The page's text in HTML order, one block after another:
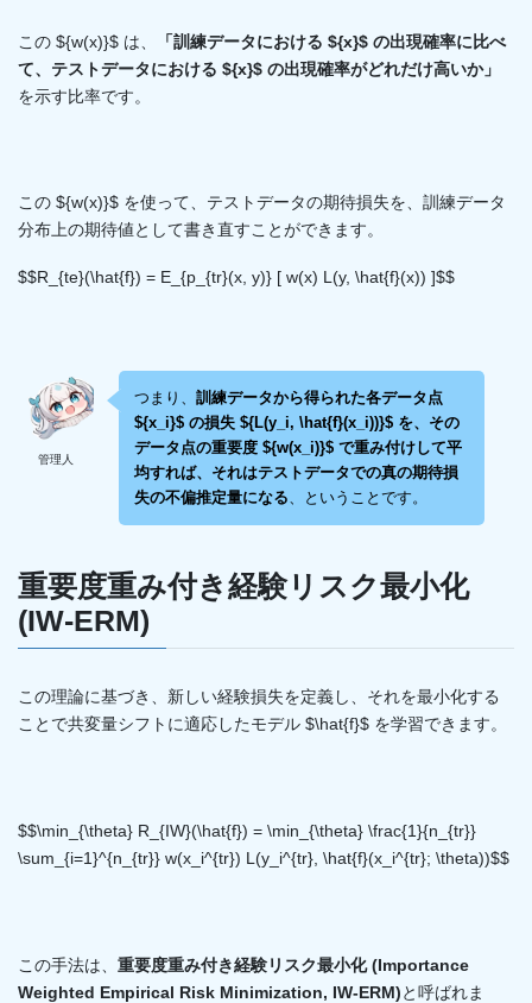
この ${w(x)}$ は、
「訓練データにおける ${x}$ の出現確率に比べ
て、テストデータにおける ${x}$ の出現確率がどれだけ高いか」
を示す比率です。
この ${w(x)}$ を使って、テストデータの期待損失を、訓練データ
分布上の期待値として書き直すことができます。
$$R_{te}(\hat{f}) = E_{p_{tr}(x, y)} [ w(x) L(y, \hat{f}(x)) ]$$
管理人
つまり、 訓練データから得られた各データ点
${x_i}$ の損失 ${L(y_i, \hat{f}(x_i))}$ を、その
データ点の重要度 ${w(x_i)}$ で重み付けして平
均すれば、それはテストデータでの真の期待損
失の不偏推定量になる 、ということです。
重要度重み付き経験リスク最小化
(IW-ERM)
この理論に基づき、新しい経験損失を定義し、それを最小化する
ことで共変量シフトに適応したモデル $\hat{f}$ を学習できます。
$$\min_{\theta} R_{IW}(\hat{f}) = \min_{\theta} \frac{1}{n_{tr}}
\sum_{i=1}^{n_{tr}} w(x_i^{tr}) L(y_i^{tr}, \hat{f}(x_i^{tr}; \theta))$$
この手法は、 重要度重み付き経験リスク最小化 (Importance
Weighted Empirical Risk Minimization, IW-ERM)と呼ばれま